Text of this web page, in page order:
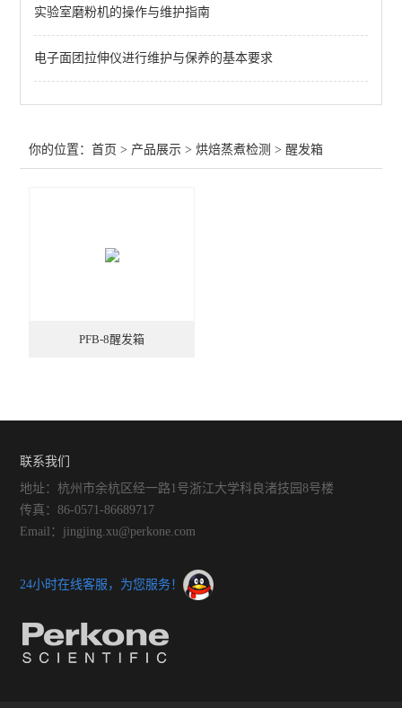
面团成型机
实验室磨粉机的操作与维护指南
电子面团拉伸仪进行维护与保养的基本要求
你的位置：首页 > 产品展示 >烘焙蒸煮检测 > 醒发箱
PFB-8醒发箱
联系我们
地址：杭州市余杭区经一路1号浙江大学科良渚技园8号楼
传真：86-0571-86689717
Email：jingjing.xu@perkone.com
24小时在线客服，为您服务！